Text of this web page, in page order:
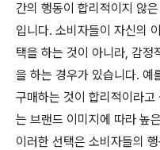
간의 행동이 합리적이지 않
입니다. 소비자들이 자신의
택을 하는 것이 아니라, 감정
을 하는 경우가 있습니다. 예
구매하는 것이 합리적이라
는 브랜드 이미지에 따라 높
이러한 선택은 소비자들의